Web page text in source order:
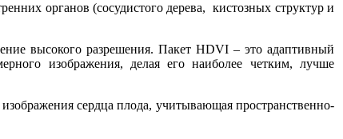
органов (сосудистого дерева, кистозных структур и
разрешения. Пакет HDVI – это адаптивный
изображения, делая его наиболее четким, лучше
сердца плода, учитывающая пространственно-